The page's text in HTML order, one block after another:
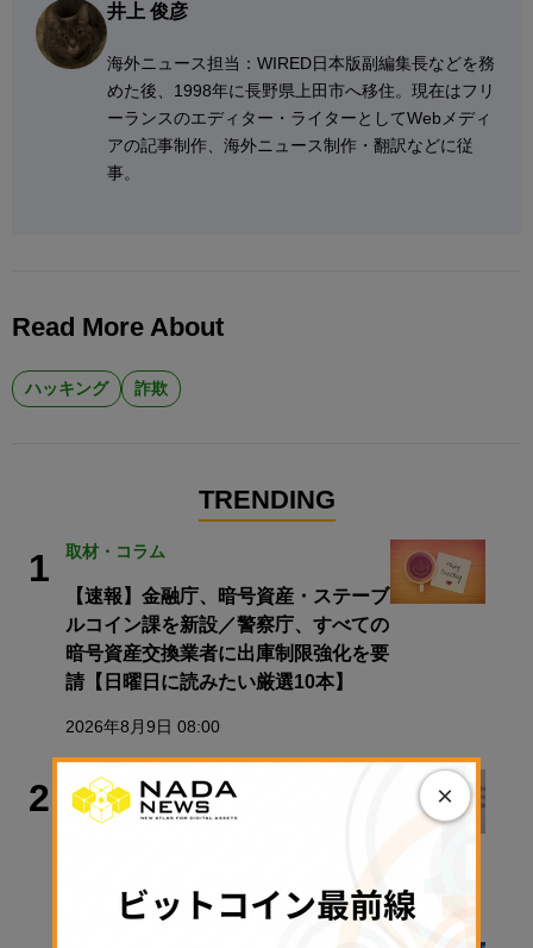
井上 俊彦
海外ニュース担当：WIRED日本版副編集長などを務
めた後、1998年に長野県上田市へ移住。現在はフリ
ーランスのエディター・ライターとしてWebメディ
アの記事制作、海外ニュース制作・翻訳などに従
事。
Read More About
ハッキング 詐欺
TRENDING
1 取材・コラム
【速報】金融庁、暗号資産・ステーブ
ルコイン課を新設／警察庁、すべての
暗号資産交換業者に出庫制限強化を要
請【日曜日に読みたい厳選10本】
2026年8月9日 08:00
2 犯罪・事故
Bybit、2200億円流出事件で北朝鮮ハ
2026年8月10日 10:22
×